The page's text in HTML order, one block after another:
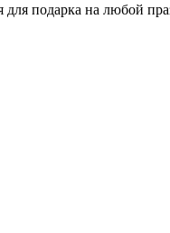
подарка на любой